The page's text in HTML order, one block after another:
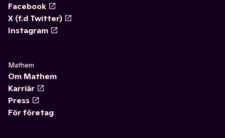
Facebook
X (f.d Twitter)
Instagram
Mathem
Om Mathem
Karriär
Press
För företag